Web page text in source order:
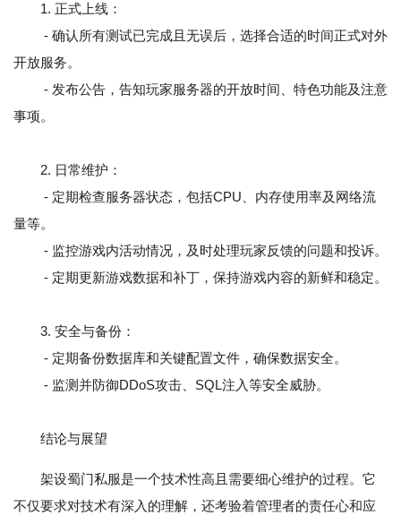
1. 正式上线：
- 确认所有测试已完成且无误后，选择合适的时间正式对外
开放服务。
- 发布公告，告知玩家服务器的开放时间、特色功能及注意
事项。
2. 日常维护：
- 定期检查服务器状态，包括CPU、内存使用率及网络流
量等。
- 监控游戏内活动情况，及时处理玩家反馈的问题和投诉。
- 定期更新游戏数据和补丁，保持游戏内容的新鲜和稳定。
3. 安全与备份：
- 定期备份数据库和关键配置文件，确保数据安全。
- 监测并防御DDoS攻击、SQL注入等安全威胁。
结论与展望
架设蜀门私服是一个技术性高且需要细心维护的过程。它
不仅要求对技术有深入的理解，还考验着管理者的责任心和应